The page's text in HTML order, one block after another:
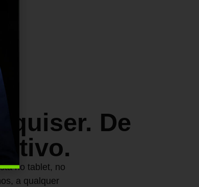
quiser. De
no tablet, no
a qualquer